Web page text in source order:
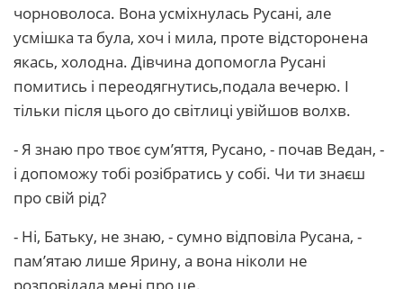
чорноволоса. Вона усміхнулась Русані, але
усмішка та була, хоч і мила, проте відсторонена
якась, холодна. Дівчина допомогла Русані
помитись і переодягнутись,подала вечерю. І
тільки після цього до світлиці увійшов волхв.
- Я знаю про твоє сум’яття, Русано, - почав Ведан, -
і допоможу тобі розібратись у собі. Чи ти знаєш
про свій рід?
- Ні, Батьку, не знаю, - сумно відповіла Русана, -
пам’ятаю лише Ярину, а вона ніколи не